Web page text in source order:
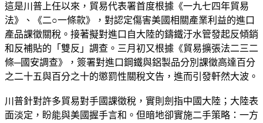
這是川普上任以來，貿易代表署首度根據《一九七四年貿易
法》、《二○一條款》，對認定傷害美國相關產業利益的進口
產品課徵關稅。接著擬對進口自大陸的鑄鐵汙水管發起反傾銷
和反補貼的「雙反」調查。三月初又根據《貿易擴張法二三二
條─國安調查》，簽署對進口鋼鐵與鋁製品分別課徵高達百分
之二十五與百分之十的懲罰性關稅文告，進而引發軒然大波。
川普針對許多貿易對手國課徵稅，實則劍指中國大陸；大陸表
面淡定，盼能與美國握手言和。但暗地卻實施二手策略：一方